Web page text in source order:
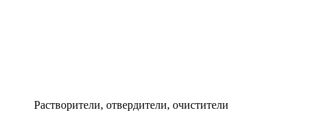
Растворители, отвердители, очистители